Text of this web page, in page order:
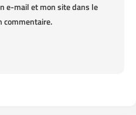
e-mail et mon site dans le
commentaire.